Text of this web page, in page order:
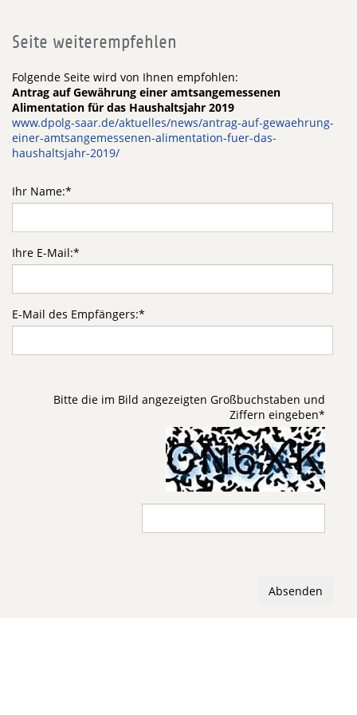
Seite weiterempfehlen
Folgende Seite wird von Ihnen empfohlen:
Antrag auf Gewährung einer amtsangemessenen
Alimentation für das Haushaltsjahr 2019
www.dpolg-saar.de/aktuelles/news/antrag-auf-gewaehrung-
einer-amtsangemessenen-alimentation-fuer-das-
haushaltsjahr-2019/
Ihr Name:*
Ihre E-Mail:*
E-Mail des Empfängers:*
Bitte die im Bild angezeigten Großbuchstaben und
Ziffern eingeben*
Absenden